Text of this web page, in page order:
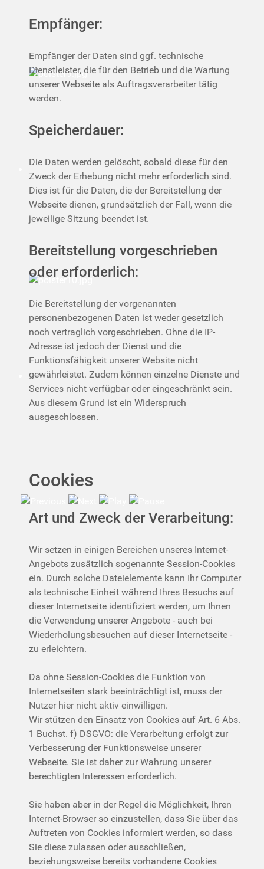
Empfänger:
Empfänger der Daten sind ggf. technische
Dienstleister, die für den Betrieb und die Wartung
unserer Webseite als Auftragsverarbeiter tätig
werden.
Speicherdauer:
Die Daten werden gelöscht, sobald diese für den
Zweck der Erhebung nicht mehr erforderlich sind.
Dies ist für die Daten, die der Bereitstellung der
Webseite dienen, grundsätzlich der Fall, wenn die
jeweilige Sitzung beendet ist.
Bereitstellung vorgeschrieben
oder erforderlich:
Die Bereitstellung der vorgenannten
personenbezogenen Daten ist weder gesetzlich
noch vertraglich vorgeschrieben. Ohne die IP-
Adresse ist jedoch der Dienst und die
Funktionsfähigkeit unserer Website nicht
gewährleistet. Zudem können einzelne Dienste und
Services nicht verfügbar oder eingeschränkt sein.
Aus diesem Grund ist ein Widerspruch
ausgeschlossen.
Cookies
Art und Zweck der Verarbeitung:
Wir setzen in einigen Bereichen unseres Internet-
Angebots zusätzlich sogenannte Session-Cookies
ein. Durch solche Dateielemente kann Ihr Computer
als technische Einheit während Ihres Besuchs auf
dieser Internetseite identifiziert werden, um Ihnen
die Verwendung unserer Angebote - auch bei
Wiederholungsbesuchen auf dieser Internetseite -
zu erleichtern.
Da ohne Session-Cookies die Funktion von
Internetseiten stark beeinträchtigt ist, muss der
Nutzer hier nicht aktiv einwilligen.
Wir stützen den Einsatz von Cookies auf Art. 6 Abs.
1 Buchst. f) DSGVO: die Verarbeitung erfolgt zur
Verbesserung der Funktionsweise unserer
Webseite. Sie ist daher zur Wahrung unserer
berechtigten Interessen erforderlich.
Sie haben aber in der Regel die Möglichkeit, Ihren
Internet-Browser so einzustellen, dass Sie über das
Auftreten von Cookies informiert werden, so dass
Sie diese zulassen oder ausschließen,
beziehungsweise bereits vorhandene Cookies